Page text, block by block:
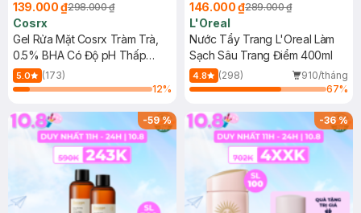
139.000 ₫298.000 ₫
Cosrx
Gel Rửa Mặt Cosrx Tràm Trà,
0.5% BHA Có Độ pH Thấp
150ml
5.0
(173)
12%
146.000 ₫289.000 ₫
L'Oreal
Nước Tẩy Trang L'Oreal Làm
Sạch Sâu Trang Điểm 400ml
4.8 (298)
910/tháng
67%
-59% -36%